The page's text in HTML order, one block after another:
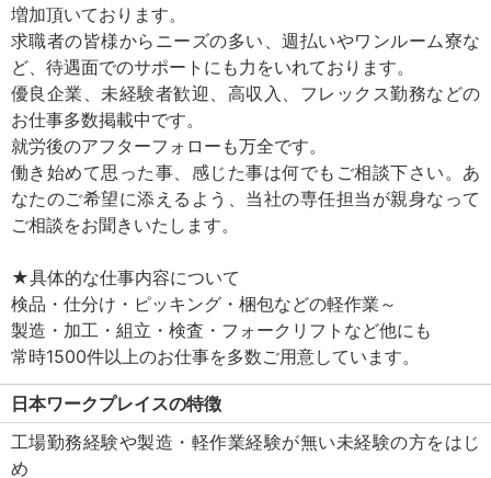
増加頂いております。
求職者の皆様からニーズの多い、週払いやワンルーム寮な
ど、待遇面でのサポートにも力をいれております。
優良企業、未経験者歓迎、高収入、フレックス勤務などの
お仕事多数掲載中です。
就労後のアフターフォローも万全です。
働き始めて思った事、感じた事は何でもご相談下さい。あ
なたのご希望に添えるよう、当社の専任担当が親身なって
ご相談をお聞きいたします。
★具体的な仕事内容について
検品・仕分け・ピッキング・梱包などの軽作業～
製造・加工・組立・検査・フォークリフトなど他にも
常時1500件以上のお仕事を多数ご用意しています。
日本ワークプレイスの特徴
工場勤務経験や製造・軽作業経験が無い未経験の方をはじ
め